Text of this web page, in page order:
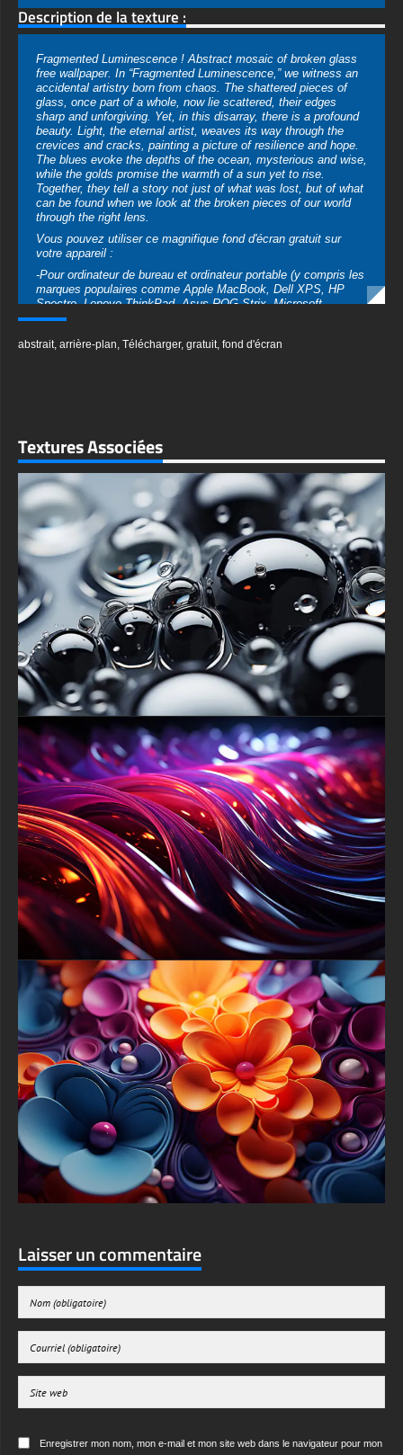
Description de la texture :
Fragmented Luminescence ! Abstract mosaic of broken glass
free wallpaper. In “Fragmented Luminescence,” we witness an
accidental artistry born from chaos. The shattered pieces of
glass, once part of a whole, now lie scattered, their edges
sharp and unforgiving. Yet, in this disarray, there is a profound
beauty. Light, the eternal artist, weaves its way through the
crevices and cracks, painting a picture of resilience and hope.
The blues evoke the depths of the ocean, mysterious and wise,
while the golds promise the warmth of a sun yet to rise.
Together, they tell a story not just of what was lost, but of what
can be found when we look at the broken pieces of our world
through the right lens.
Vous pouvez utiliser ce magnifique fond d'écran gratuit sur
votre appareil :
-Pour ordinateur de bureau et ordinateur portable (y compris les
marques populaires comme Apple MacBook, Dell XPS, HP
Spectre, Lenovo ThinkPad, Asus ROG Strix, Microsoft
Surface, Acer, MSI, Toshiba, Samsung, Razer, LG Gram,
Gram, LG Ultra, Razer Blade, Gigabyte Aero.
Android TV, LG WebOS, Roku TV, Google TV, Horizon TV,
Firefox OS pour TV, Boxee
-Pour console de jeu Sony PlayStation, Microsoft Xbox,
Nintendo Switch
Ce fond d'écran gratuit est disponible dans une variété de
tailles pour répondre à vos besoins, y compris le superbe UHD
4K original (3840x2160 px), des options haute définition et une
version orientée portrait spécialement conçue pour les
téléphones.
textures-3d-gratuiteshd.com
abstrait, arrière-plan, Télécharger, gratuit, fond d'écran
Textures Associées
Laisser un commentaire
Enregistrer mon nom, mon e-mail et mon site web dans le navigateur pour mon